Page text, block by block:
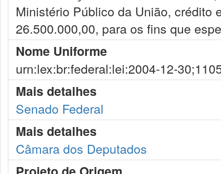
Ministério Público da União, crédito
26.500.000,00, para os fins que
Nome Uniforme
urn:lex:br:federal:lei:2004-12-
Mais detalhes
Senado Federal
Mais detalhes
Câmara dos Deputados